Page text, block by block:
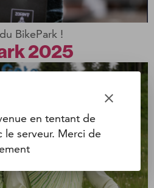
BikePark !
2025
clear
en tentant de
le serveur. Merci de